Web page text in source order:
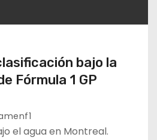
bajo la
Fórmula 1 GP
el agua en Montreal.